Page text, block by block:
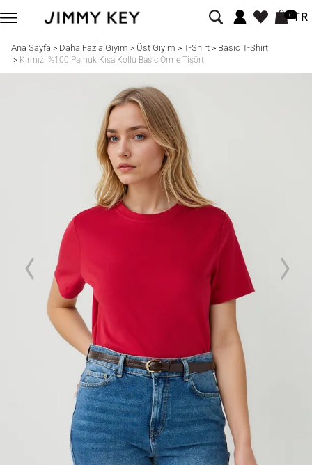
0TR
Ana Sayfa > Daha Fazla Giyim > Üst Giyim > T-Shirt> Basic T-Shirt
> Kırmızı %100 Pamuk Kısa Kollu Basic Örme Tişört